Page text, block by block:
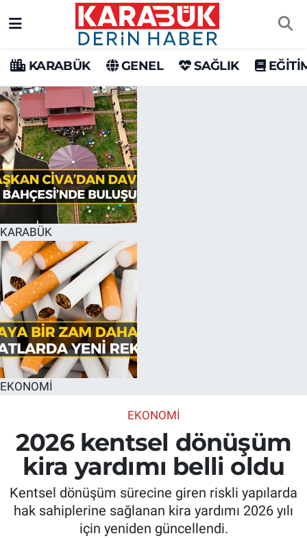
KARABÜK GENEL SAĞLIK
KARABÜK
EKONOMİ
EKONOMİ
2026 kentsel dönüşüm
kira yardımı belli oldu
Kentsel dönüşüm sürecine giren riskli yapılarda
hak sahiplerine sağlanan kira yardımı 2026 yılı
için yeniden güncellendi.
Karabük Hava Durumu
Karabük Trafik Yoğunluk Haritası
Süper Lig Puan Durumu ve Fikstür
Tüm Manşetler
Son Dakika Haberleri
Haber Arşivi